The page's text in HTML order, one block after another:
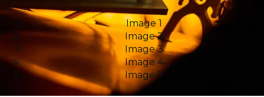
Image 1
Image 2
Image 3
Image 4
Image 5